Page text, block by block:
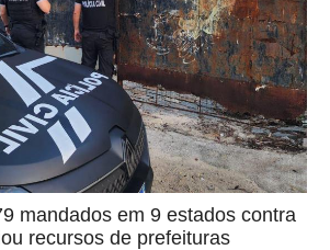
mandados em 9 estados contra
recursos de prefeituras